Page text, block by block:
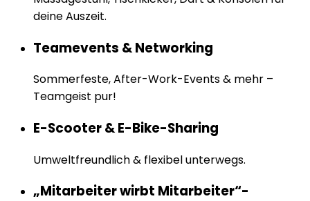
deine Auszeit.
Teamevents & Networking
Sommerfeste, After-Work-Events & mehr –
Teamgeist pur!
E-Scooter & E-Bike-Sharing
Umweltfreundlich & flexibel unterwegs.
„Mitarbeiter wirbt Mitarbeiter“-